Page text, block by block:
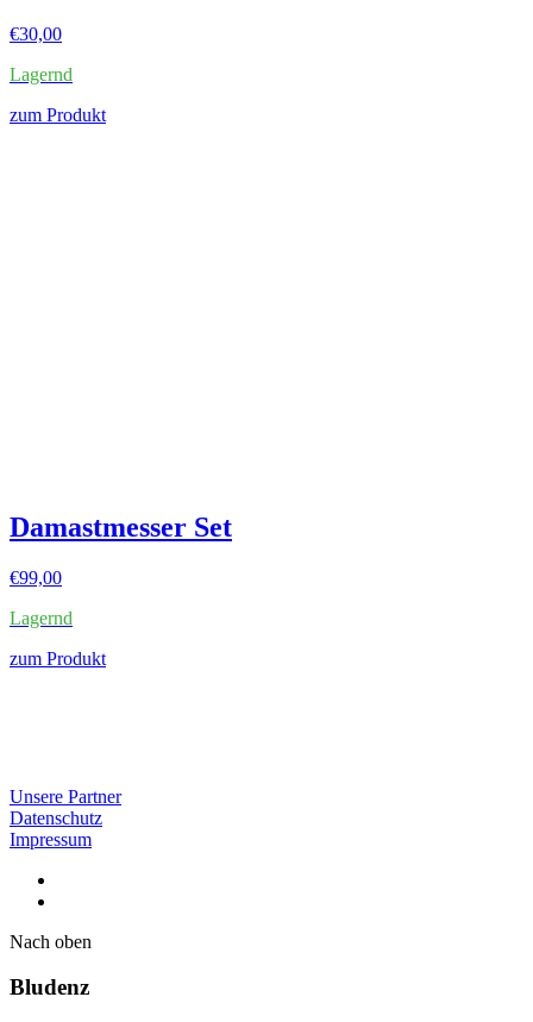
€30,00
Lagernd
zum Produkt
Damastmesser Set
€99,00
Lagernd
zum Produkt
Unsere Partner
Datenschutz
Impressum
Nach oben
Bludenz